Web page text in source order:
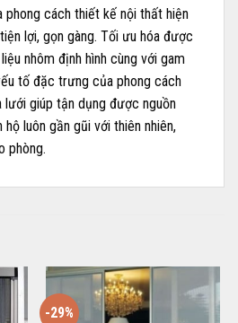
cách thiết kế nội thất hiện
lợi, gọn gàng. Tối ưu hóa được
nhôm định hình cùng với gam
tố đặc trưng của phong cách
giúp tận dụng được nguồn
luôn gần gũi với thiên nhiên,
phòng.
-29%